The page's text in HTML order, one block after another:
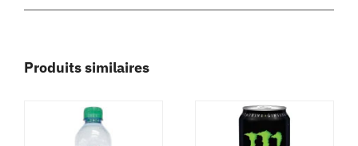
Produits similaires